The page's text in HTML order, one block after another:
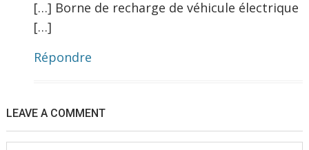
[…] Borne de recharge de véhicule électrique
[…]
Répondre
LEAVE A COMMENT